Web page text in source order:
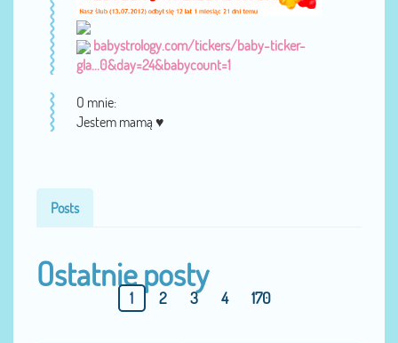
babystrology.com/tickers/baby-ticker-
gla...0&day=24&babycount=1
O mnie:
Jestem mamą ♥
Posts
Ostatnie posty
1 2 3 4 170